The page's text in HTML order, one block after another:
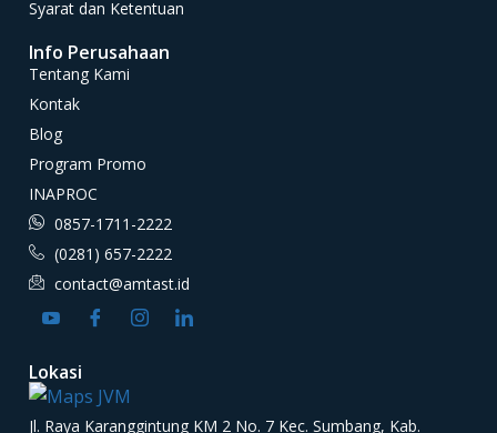
Syarat dan Ketentuan
Info Perusahaan
Tentang Kami
Kontak
Blog
Program Promo
INAPROC
0857-1711-2222
(0281) 657-2222
contact@amtast.id
Lokasi
Jl. Raya Karanggintung KM 2 No. 7 Kec. Sumbang, Kab.